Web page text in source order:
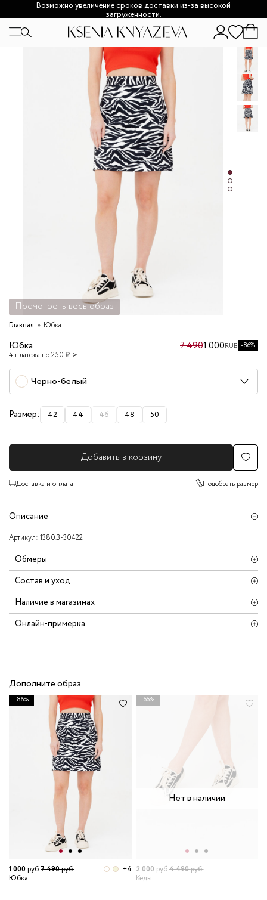
Возможно увеличение сроков доставки из-за высокой
загруженности.
Посмотреть весь образ
Главная Юбка
Юбка
4 платежа по 250 ₽
7 4901 000RUB -86%
Черно-белый
Размер: 42 44 46 48 50
Добавить в корзину
Доставка и оплата Подобрать размер
Описание
Артикул: 1380.3-30422
Обмеры
Состав и уход
Наличие в магазинах
Онлайн-примерка
Дополните образ
-86%
1 000руб.7 490руб.
Юбка
+4
Нет в наличии
-55%
2 000 руб.4 490руб.
Кеды